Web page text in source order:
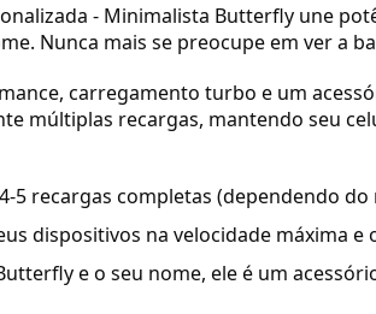
- Minimalista Butterfly une
Nunca mais se preocupe em ver a
carregamento turbo e um
múltiplas recargas, mantendo seu
5 recargas completas (dependendo
dispositivos na velocidade máxima e
e o seu nome, ele é um